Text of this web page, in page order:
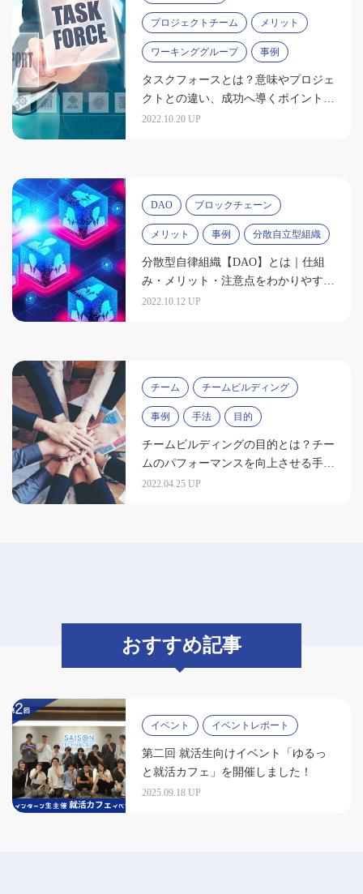
プロジェクトチーム メリット
ワーキンググループ 事例
タスクフォースとは？意味やプロジェ
クトとの違い、成功へ導くポイントを
解説
2022.10.20 UP
DAO ブロックチェーン
メリット 事例 分散自立型組織
分散型自律組織【DAO】とは｜仕組
み・メリット・注意点をわかりやすく
解説
2022.10.12 UP
チーム チームビルディング
事例 手法 目的
チームビルディングの目的とは？チー
ムのパフォーマンスを向上させる手法
を学ぼう
2022.04.25 UP
おすすめ記事
イベント イベントレポート
第二回 就活生向けイベント「ゆるっ
と就活カフェ」を開催しました！
2025.09.18 UP